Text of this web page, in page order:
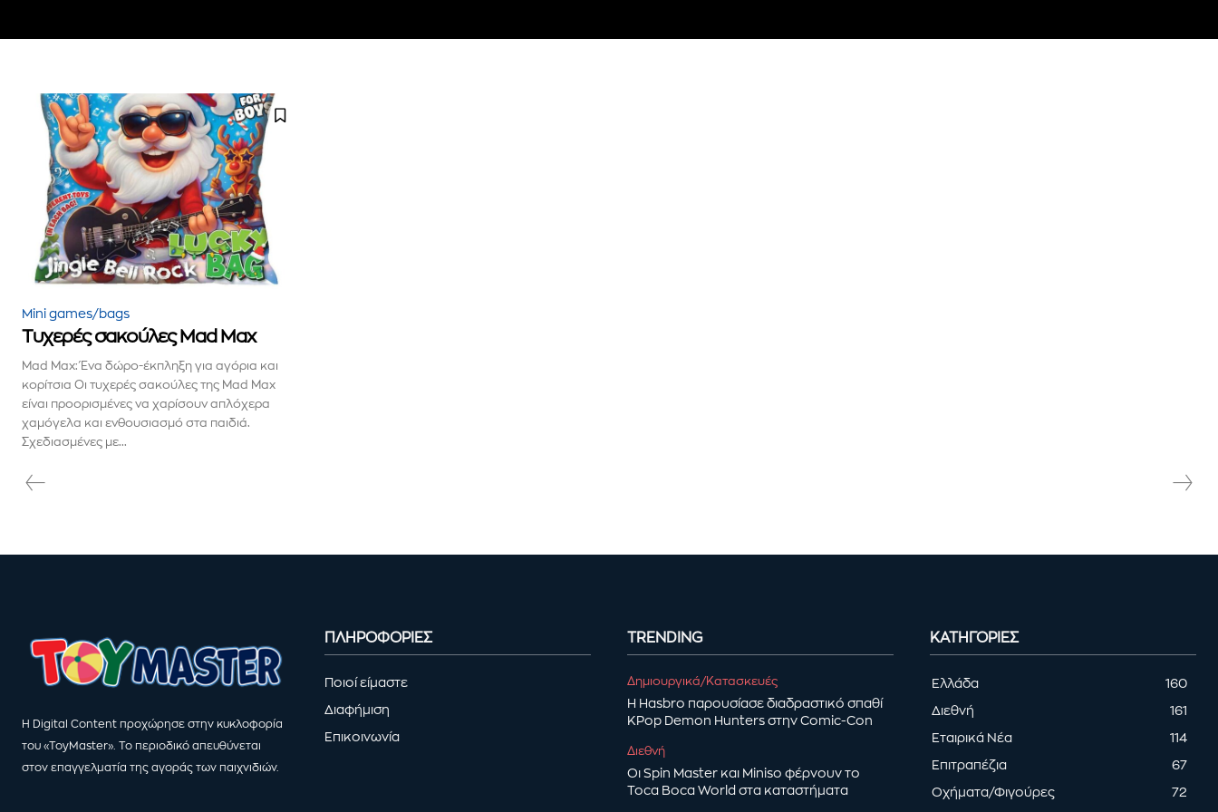
Mini games/bags
Τυχερές σακούλες Mad Max
Mad Max: Ένα δώρο-έκπληξη για αγόρια και
κορίτσια Οι τυχερές σακούλες της Mad Max
είναι προορισμένες να χαρίσουν απλόχερα
χαμόγελα και ενθουσιασμό στα παιδιά.
Σχεδιασμένες με...
Η Digital Content προχώρησε στην κυκλοφορία
του «ToyMaster». Το περιοδικό απευθύνεται
στον επαγγελματία της αγοράς των παιχνιδιών.
ΠΛΗΡΟΦΟΡΙΕΣ
Ποιοί είμαστε
Διαφήμιση
Επικοινωνία
TRENDING
Δημιουργικά/Κατασκευές
Η Hasbro παρουσίασε διαδραστικό σπαθί
KPop Demon Hunters στην Comic-Con
Διεθνή
Οι Spin Master και Miniso φέρνουν το
Toca Boca World στα καταστήματα
ΚΑΤΗΓΟΡΊΕΣ
Ελλάδα 160
Διεθνή 161
Εταιρικά Νέα 114
Επιτραπέζια 67
Οχήματα/Φιγούρες 72